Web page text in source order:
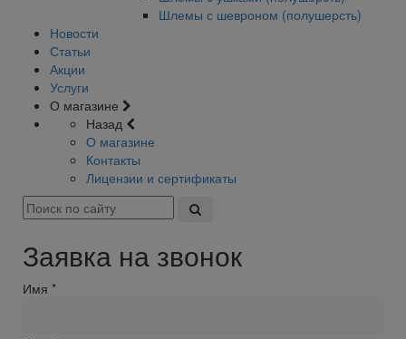
Шлемы с шевроном (полушерсть)
Новости
Статьи
Акции
Услуги
О магазине
Назад
О магазине
Контакты
Лицензии и сертификаты
Заявка на звонок
Имя *